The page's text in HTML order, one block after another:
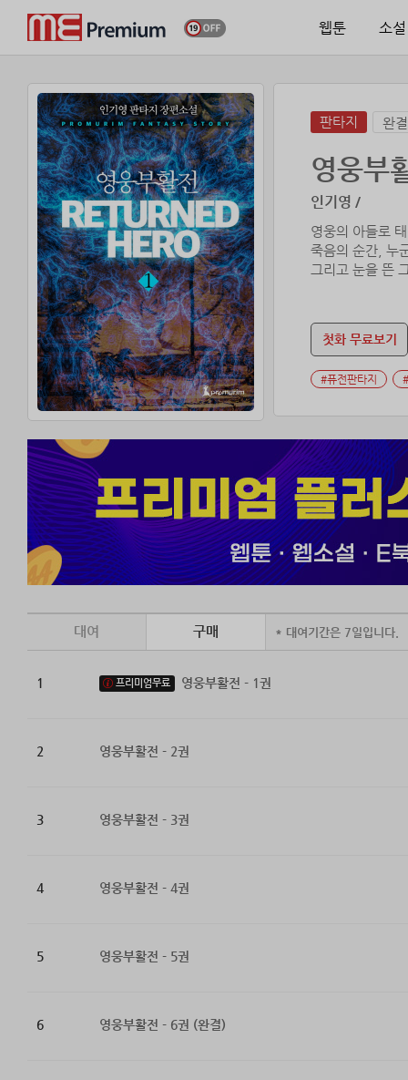
웹툰 소설
판타지 완결
영웅부
인기영 /
영웅의 아들로
죽음의 순간, 누
그리고 눈을 뜬
첫화 무료보기
#퓨전판타지
대여 구매 * 대여기간은 7일입니다.
1 프리미엄무료 영웅부활전 - 1권
2 영웅부활전 - 2권
3 영웅부활전 - 3권
4 영웅부활전 - 4권
5 영웅부활전 - 5권
6 영웅부활전 - 6권 (완결)